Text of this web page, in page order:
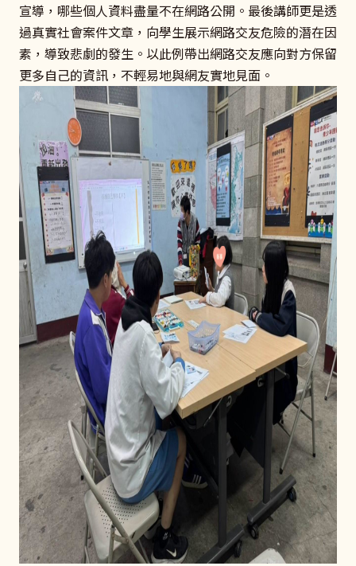
宣導，哪些個人資料盡量不在網路公開。最後講師更是透
過真實社會案件文章，向學生展示網路交友危險的潛在因
素，導致悲劇的發生。以此例帶出網路交友應向對方保留
更多自己的資訊，不輕易地與網友實地見面。